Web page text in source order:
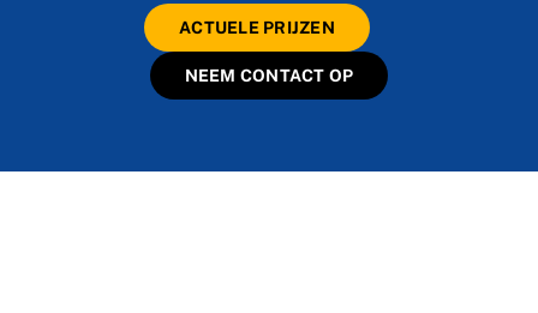
ACTUELE PRIJZEN
NEEM CONTACT OP